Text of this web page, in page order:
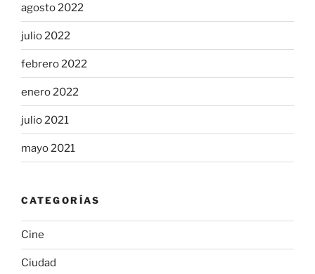
agosto 2022
julio 2022
febrero 2022
enero 2022
julio 2021
mayo 2021
CATEGORÍAS
Cine
Ciudad